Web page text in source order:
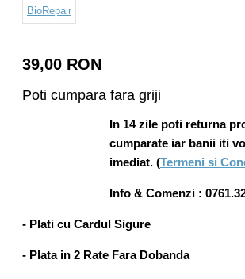
39,00 RON
BioRepair
Poti cumpara fara griji
In 14 zile poti returna
cumparate iar banii iti
imediat. (Termeni si
Info & Comenzi :
- Plati cu Cardul Sigure
- Plata in 2 Rate Fara Dobanda